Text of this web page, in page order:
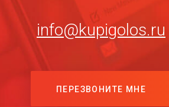
info@kupigolos.ru
ПЕРЕЗВОНИТЕ МНЕ